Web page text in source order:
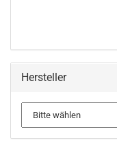
Hersteller